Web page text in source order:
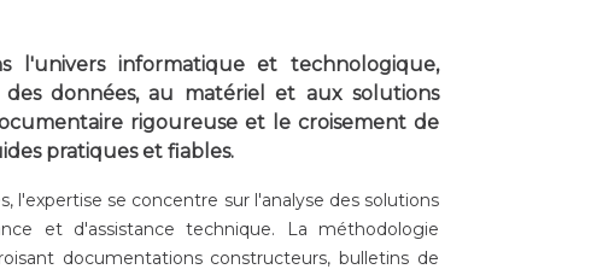
l'univers informatique et technologique,
données, au matériel et aux solutions
rigoureuse et le croisement de
pratiques et fiables.
l'expertise se concentre sur l'analyse des solutions
et d'assistance technique. La méthodologie
documentations constructeurs, bulletins de